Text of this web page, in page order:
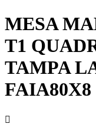
MESA
T1
TAMPA
FAIA80X8
